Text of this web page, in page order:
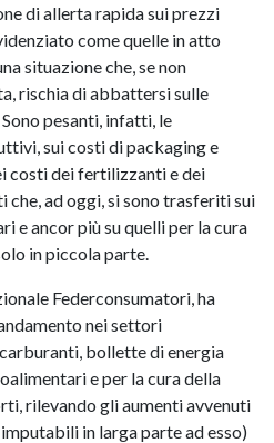
di allerta rapida sui prezzi
come quelle in atto
situazione che, se non
rischia di abbattersi sulle
pesanti, infatti, le
sui costi di packaging e
costi dei fertilizzanti e dei
ad oggi, si sono trasferiti sui
e ancor più su quelli per la cura
in piccola parte.
Federconsumatori, ha
nei settori
bollette di energia
e per la cura della
rilevando gli aumenti avvenuti
in larga parte ad esso)